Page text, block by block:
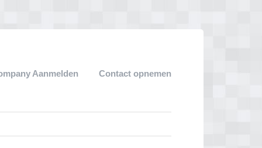
Aanmelden Contact opnemen